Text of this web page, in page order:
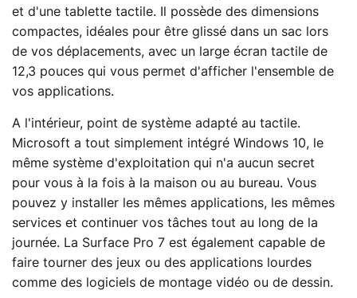
et d'une tablette tactile. Il possède des dimensions
compactes, idéales pour être glissé dans un sac lors
de vos déplacements, avec un large écran tactile de
12,3 pouces qui vous permet d'afficher l'ensemble de
vos applications.
A l'intérieur, point de système adapté au tactile.
Microsoft a tout simplement intégré Windows 10, le
même système d'exploitation qui n'a aucun secret
pour vous à la fois à la maison ou au bureau. Vous
pouvez y installer les mêmes applications, les mêmes
services et continuer vos tâches tout au long de la
journée. La Surface Pro 7 est également capable de
faire tourner des jeux ou des applications lourdes
comme des logiciels de montage vidéo ou de dessin.